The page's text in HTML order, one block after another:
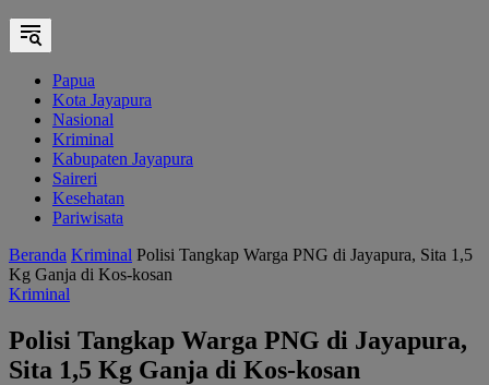
Papua
Kota Jayapura
Nasional
Kriminal
Kabupaten Jayapura
Saireri
Kesehatan
Pariwisata
Beranda Kriminal Polisi Tangkap Warga PNG di Jayapura, Sita 1,5
Kg Ganja di Kos-kosan
Kriminal
Polisi Tangkap Warga PNG di Jayapura,
Sita 1,5 Kg Ganja di Kos-kosan